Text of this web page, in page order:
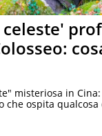
celeste'
misteriosa in
che ospita